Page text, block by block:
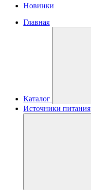
Новинки
Главная
Каталог
Источники питания